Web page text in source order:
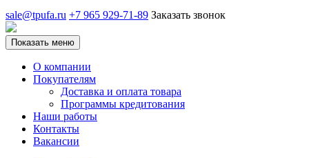
sale@tpufa.ru +7 965 929-71-89 Заказать звонок
Показать меню
О компании
Покупателям
Доставка и оплата товара
Программы кредитования
Наши работы
Контакты
Вакансии